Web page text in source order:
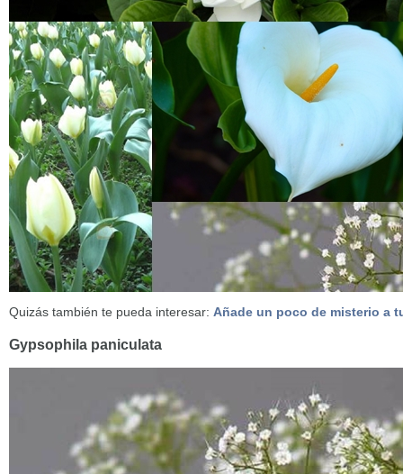
Quizás también te pueda interesar: Añade un poco de misterio a
Gypsophila paniculata